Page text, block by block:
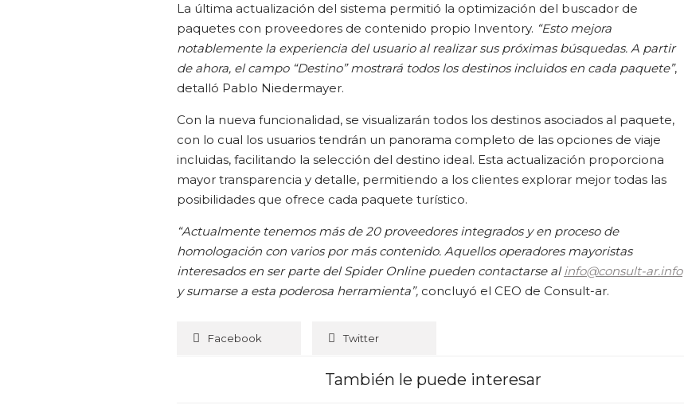
La última actualización del sistema permitió la optimización del buscador de
paquetes con proveedores de contenido propio Inventory. “Esto mejora
notablemente la experiencia del usuario al realizar sus próximas búsquedas. A partir
de ahora, el campo “Destino” mostrará todos los destinos incluidos en cada paquete”,
detalló Pablo Niedermayer.
Con la nueva funcionalidad, se visualizarán todos los destinos asociados al paquete,
con lo cual los usuarios tendrán un panorama completo de las opciones de viaje
incluidas, facilitando la selección del destino ideal. Esta actualización proporciona
mayor transparencia y detalle, permitiendo a los clientes explorar mejor todas las
posibilidades que ofrece cada paquete turístico.
“Actualmente tenemos más de 20 proveedores integrados y en proceso de
homologación con varios por más contenido. Aquellos operadores mayoristas
interesados en ser parte del Spider Online pueden contactarse alinfo@consult-ar.info
y sumarse a esta poderosa herramienta”, concluyó el CEO de Consult-ar.
Facebook Twitter
También le puede interesar